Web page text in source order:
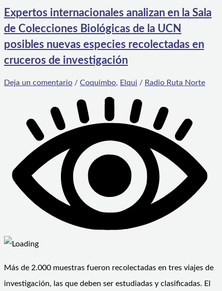
Expertos internacionales analizan en la Sala
de Colecciones Biológicas de la UCN
posibles nuevas especies recolectadas en
cruceros de investigación
Deja un comentario / Coquimbo, Elqui / Radio Ruta Norte
Más de 2.000 muestras fueron recolectadas en tres viajes de
investigación, las que deben ser estudiadas y clasificadas. El